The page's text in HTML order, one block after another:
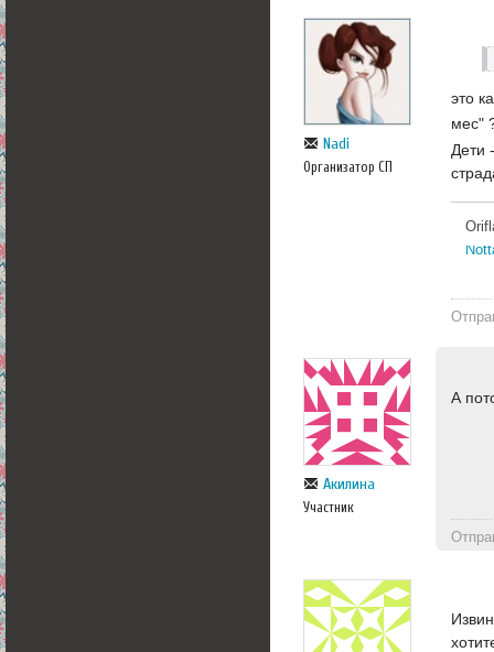
Nadi
Организатор СП
это
мес"
Дети
Акилина
Участник
А